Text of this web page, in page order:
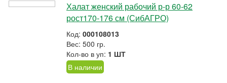
Халат женский рабочий р-р 60-62
рост170-176 см (СибАГРО)
Код: 000108013
Вес: 500 гр.
Кол-во в уп: 1 ШТ
В наличии